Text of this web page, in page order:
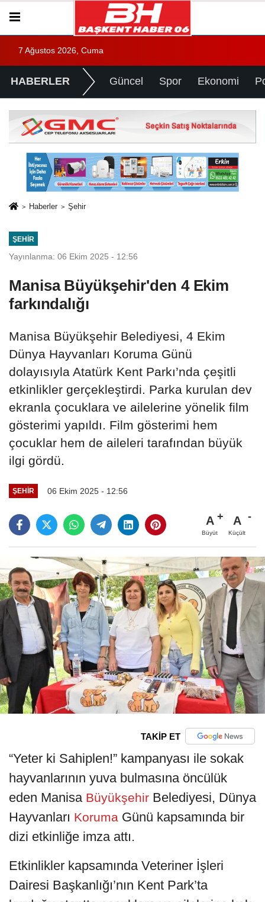
7 Ağustos 2026, Cuma
HABERLER Güncel Spor Ekonomi
Haberler Şehir
ŞEHIR
Yayınlanma: 06 Ekim 2025 - 12:56
Manisa Büyükşehir'den 4 Ekim
farkındalığı
Manisa Büyükşehir Belediyesi, 4 Ekim
Dünya Hayvanları Koruma Günü
dolayısıyla Atatürk Kent Parkı’nda çeşitli
etkinlikler gerçekleştirdi. Parka kurulan dev
ekranla çocuklara ve ailelerine yönelik film
gösterimi yapıldı. Film gösterimi hem
çocuklar hem de aileleri tarafından büyük
ilgi gördü.
ŞEHIR 06 Ekim 2025 - 12:56
A
Büyüt
A
Küçült
TAKİP ET
“Yeter ki Sahiplen!” kampanyası ile sokak
hayvanlarının yuva bulmasına öncülük
eden Manisa Büyükşehir Belediyesi, Dünya
Hayvanları Koruma Günü kapsamında bir
dizi etkinliğe imza attı.
Etkinlikler kapsamında Veteriner İşleri
Dairesi Başkanlığı’nın Kent Park’ta